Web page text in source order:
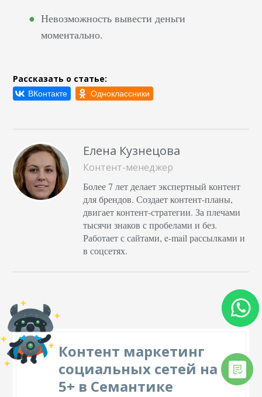
Невозможность вывести деньги
моментально.
Рассказать о статье:
Елена Кузнецова
Контент-менеджер
Более 7 лет делает экспертный контент
для брендов. Создает контент-планы,
двигает контент-стратегии. За плечами
тысячи знаков с пробелами и без.
Работает с сайтами, e-mail рассылками и
в соцсетях.
Контент маркетинг
социальных сетей на
5+ в Семантике